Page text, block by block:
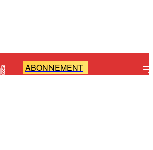
- ABONNEMENT